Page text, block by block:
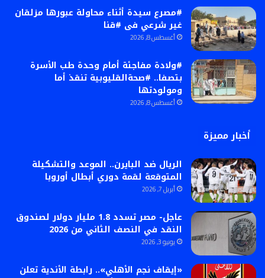
#مصرع سيدة أثناء محاولة عبورها مزلقان
غير شرعي فى #قنا
أغسطس 8, 2026
#ولادة مفاجئة أمام وحدة طب الأسرة
بتصفا.. #صحةالقليوبية تنقذ أما
ومولودتها
أغسطس 8, 2026
أخبار مميزة
الريال ضد البايرن.. الموعد والتشكيلة
المتوقعة لقمة دوري أبطال أوروبا
أبريل 7, 2026
عاجل- مصر تسدد 1.8 مليار دولار لصندوق
النقد في النصف الثاني من 2026
يونيو 3, 2026
«إيقاف نجم الأهلي».. رابطة الأندية تعلن